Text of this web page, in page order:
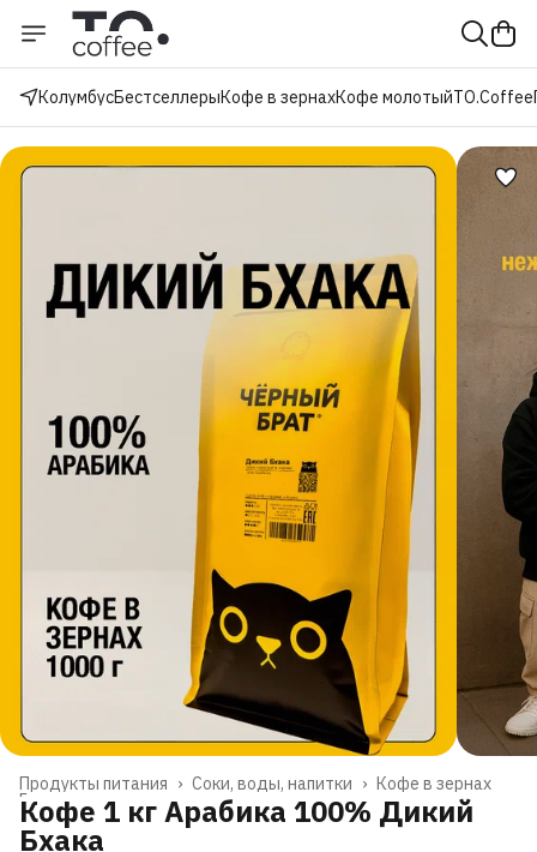
КолумбусБестселлерыКофе в зернахКофе молотыйTO.Coffee
Кофе в зернах
Соки, воды, напитки ›
Продукты питания ›
Главная
Кофе 1 кг Арабика 100% Дикий
Бхака